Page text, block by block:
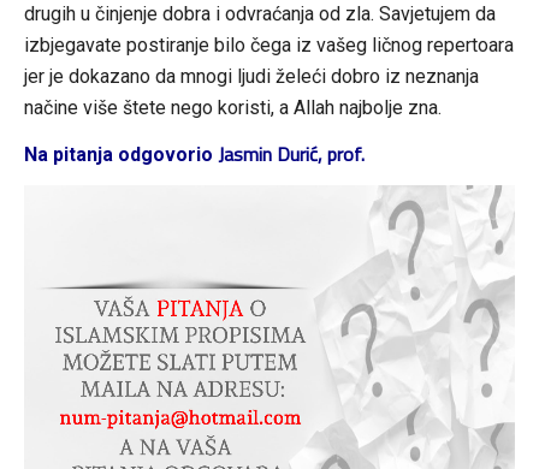
drugih u činjenje dobra i odvraćanja od zla. Savjetujem da
izbjegavate postiranje bilo čega iz vašeg ličnog repertoara
jer je dokazano da mnogi ljudi želeći dobro iz neznanja
načine više štete nego koristi, a Allah najbolje zna.
Na pitanja odgovorio Jasmin Durić, prof.